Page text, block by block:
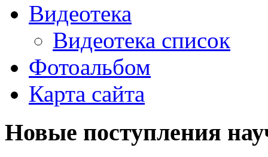
Видеотека
Видеотека список
Фотоальбом
Карта сайта
Новые поступления